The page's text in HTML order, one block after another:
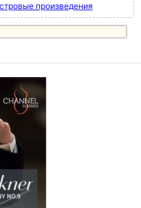
произведения